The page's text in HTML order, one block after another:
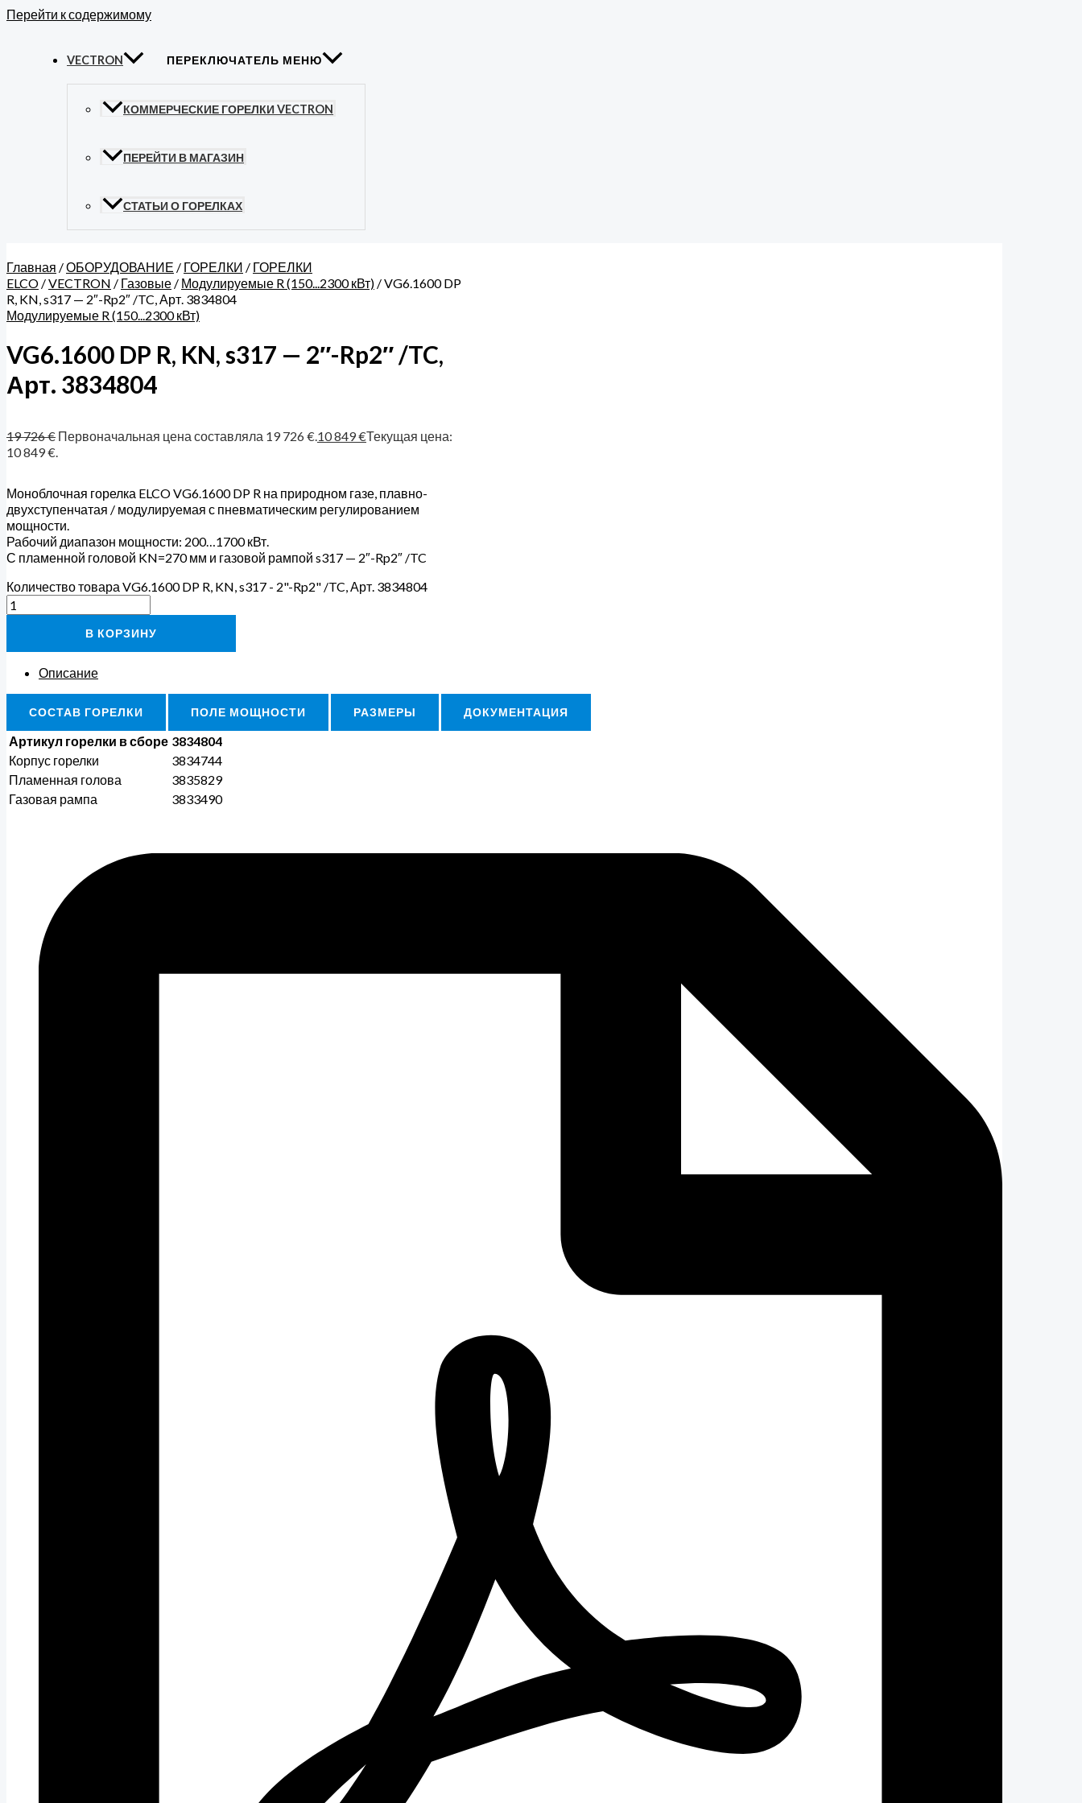
Перейти к содержимому
VECTRON ПЕРЕКЛЮЧАТЕЛЬ МЕНЮ
КОММЕРЧЕСКИЕ ГОРЕЛКИ VECTRON
ПЕРЕЙТИ В МАГАЗИН
СТАТЬИ О ГОРЕЛКАХ
Главная /ОБОРУДОВАНИЕ / ГОРЕЛКИ / ГОРЕЛКИ
ELCO /VECTRON / Газовые / Модулируемые R (150...2300 кВт) / VG6.1600 DP
R, KN, s317 — 2″-Rp2″ /TC, Арт. 3834804
Модулируемые R (150...2300 кВт)
VG6.1600 DP R, KN, s317 — 2″-Rp2″ /TC,
Арт. 3834804
19 726€ Первоначальная цена составляла 19 726 €.10 849€Текущая цена:
10 849 €.
Моноблочная горелка ELCO VG6.1600 DP R на природном газе, плавно-
двухступенчатая / модулируемая с пневматическим регулированием
мощности.
Рабочий диапазон мощности: 200…1700 кВт.
С пламенной головой KN=270 мм и газовой рампой s317 — 2″-Rp2″ /TC
Количество товара VG6.1600 DP R, KN, s317 - 2"-Rp2" /TC, Арт. 3834804
В КОРЗИНУ
Описание
СОСТАВ ГОРЕЛКИ ПОЛЕ МОЩНОСТИ РАЗМЕРЫ ДОКУМЕНТАЦИЯ
Артикул горелки в сборе 3834804
Корпус горелки
3834744
Пламенная голова
3835829
Газовая рампа
3833490